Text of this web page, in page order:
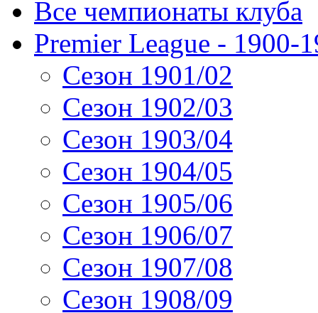
Все чемпионаты клуба
Premier League - 1900-
Сезон 1901/02
Сезон 1902/03
Сезон 1903/04
Сезон 1904/05
Сезон 1905/06
Сезон 1906/07
Сезон 1907/08
Сезон 1908/09